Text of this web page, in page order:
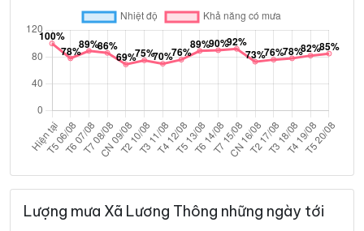
Lượng mưa Xã Lương Thông những ngày tới